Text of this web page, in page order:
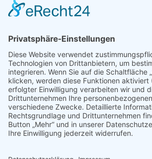
Best of Karaoke – Roy Black –
World-of-Karaoke – Midifiles kaufen –
Playbackshop – Erstellung eines
Minuten
10 Spanische All-TIME Sommerhits
Absolute Klassiker
Playbackshop – Erstellung eines
Minuten
Dein AKTUELLER Warenkorb
Versandkosten
Widerruf
Shop-AGB